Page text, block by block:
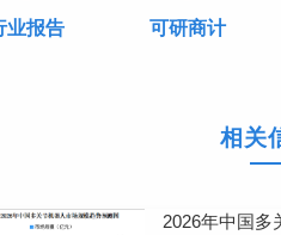
业报告 可研商计
相关
2026年中国多